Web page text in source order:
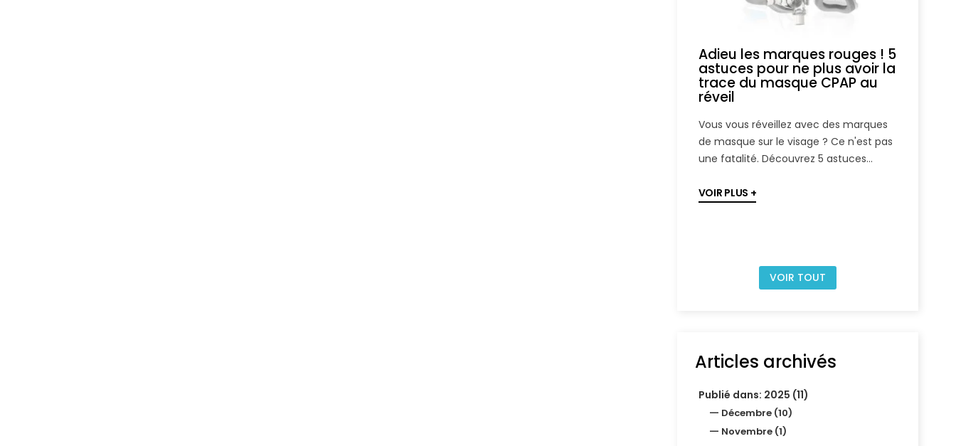
Adieu les marques rouges ! 5
astuces pour ne plus avoir la
trace du masque CPAP au
réveil
Vous vous réveillez avec des marques
de masque sur le visage ? Ce n'est pas
une fatalité. Découvrez 5 astuces...
VOIR PLUS
VOIR TOUT
Articles archivés
Publié dans: 2025 (11)
Décembre (10)
Novembre (1)